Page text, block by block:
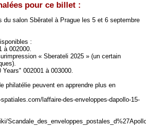
pour ce billet :
du salon Sběratel à Prague les 5 et 6 septembre
:
à 002000.
« Sberateli 2025 » (un certain
002001 à 003000.
philatélie peuvent en apprendre plus en
laffaire-des-enveloppes-dapollo-15-